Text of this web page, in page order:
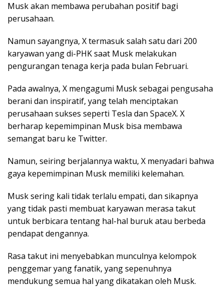
Musk akan membawa perubahan positif bagi
perusahaan.
Namun sayangnya, X termasuk salah satu dari 200
karyawan yang di-PHK saat Musk melakukan
pengurangan tenaga kerja pada bulan Februari.
Pada awalnya, X mengagumi Musk sebagai pengusaha
berani dan inspiratif, yang telah menciptakan
perusahaan sukses seperti Tesla dan SpaceX. X
berharap kepemimpinan Musk bisa membawa
semangat baru ke Twitter.
Namun, seiring berjalannya waktu, X menyadari bahwa
gaya kepemimpinan Musk memiliki kelemahan.
Musk sering kali tidak terlalu empati, dan sikapnya
yang tidak pasti membuat karyawan merasa takut
untuk berbicara tentang hal-hal buruk atau berbeda
pendapat dengannya.
Rasa takut ini menyebabkan munculnya kelompok
penggemar yang fanatik, yang sepenuhnya
mendukung semua hal yang dikatakan oleh Musk.